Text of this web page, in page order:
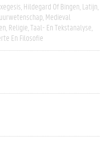
Hildegard Of Bingen Latijn
Medieval
Religie Taal- En Tekstanalyse
En Filosofie